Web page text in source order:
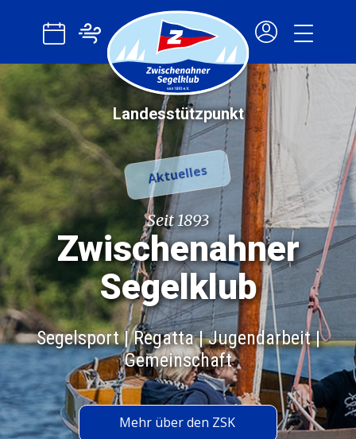
ZSK
Info
Segeln
Regatta
Jugend
Landesstützpunkt
Aktuelles
Seit 1893
Zwischenahner
Segelklub
Segelsport | Regatta | Jugendarbeit |
Gemeinschaft
Mehr über den ZSK